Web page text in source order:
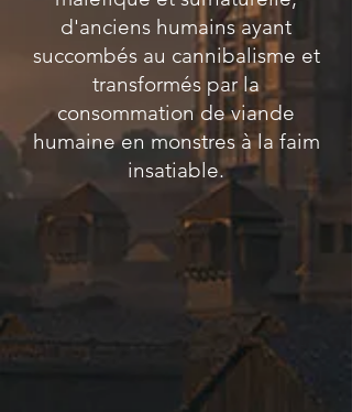
d'anciens humains ayant
succombés au cannibalisme et
transformés par la
consommation de viande
humaine en monstres à la faim
insatiable.